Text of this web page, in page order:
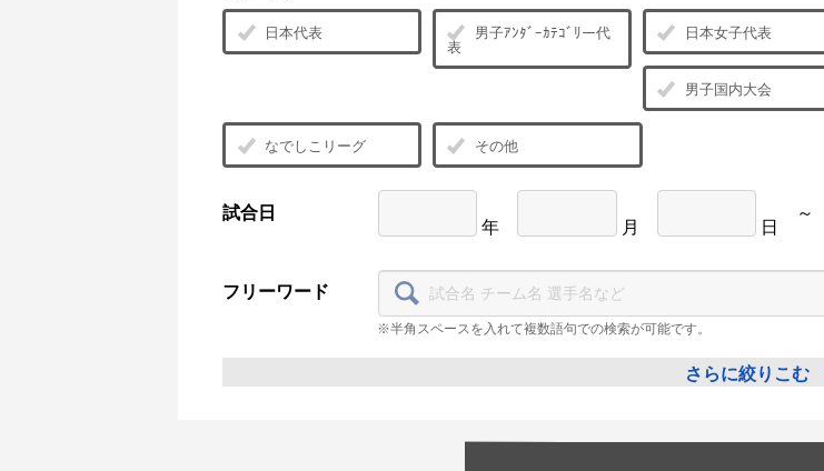
日本代表
男子ｱﾝﾀﾞｰｶﾃｺﾞﾘー代
表
日本女子代表
男子国内大会
なでしこリーグ その他
試合日
年 月 日
～
フリーワード
※半角スペースを入れて複数語句での検索が可能です。
さらに絞りこむ